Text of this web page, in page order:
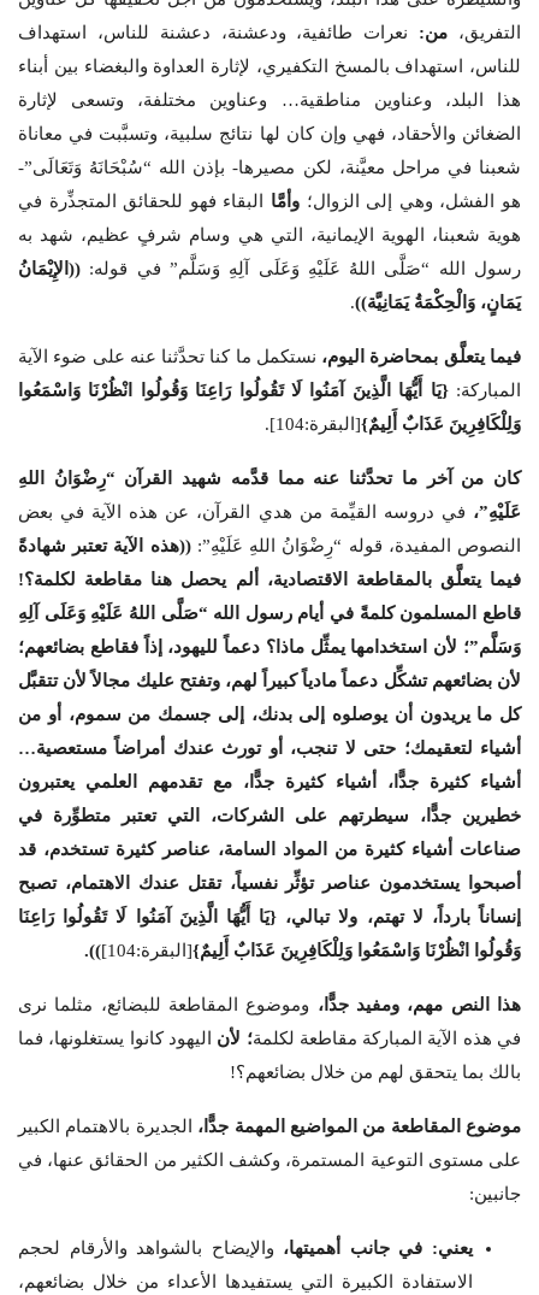
التفريق، من: نعرات طائفية، ودعشنة، دعشنة للناس، استهداف
للناس، استهداف بالمسخ التكفيري، لإثارة العداوة والبغضاء بين أبناء
هذا البلد، وعناوين مناطقية… وعناوين مختلفة، وتسعى لإثارة
الضغائن والأحقاد، فهي وإن كان لها نتائج سلبية، وتسبَّبت في معاناة
شعبنا في مراحل معيَّنة، لكن مصيرها- بإذن الله “سُبْحَانَهُ وَتَعَالَى”-
هو الفشل، وهي إلى الزوال؛ وأمَّا البقاء فهو للحقائق المتجذِّرة في
هوية شعبنا، الهوية الإيمانية، التي هي وسام شرفٍ عظيم، شهد به
رسول الله “صَلَّى اللهُ عَلَيْهِ وَعَلَى آلِهِ وَسَلَّم” في قوله: ((الإِيْمَانُ
يَمَانٍ، وَالْحِكْمَةُ يَمَانِيَّة)).
فيما يتعلَّق بمحاضرة اليوم، نستكمل ما كنا تحدَّثنا عنه على ضوء الآية
المباركة:{يَا أَيُّهَا الَّذِينَ آمَنُوا لَا تَقُولُوا رَاعِنَا وَقُولُوا انْظُرْنَا وَاسْمَعُوا
وَلِلْكَافِرِينَ عَذَابٌ أَلِيمٌ}[البقرة:104].
كان من آخر ما تحدَّثنا عنه مما قدَّمه شهيد القرآن “رِضْوَانُ اللهِ
عَلَيْهِ”، في دروسه القيِّمة من هدي القرآن، عن هذه الآية في بعض
النصوص المفيدة، قوله “رِضْوَانُ اللهِ عَلَيْهِ”:((هذه الآية تعتبر شهادةً
فيما يتعلَّق بالمقاطعة الاقتصادية، ألم يحصل هنا مقاطعة لكلمة؟!
قاطع المسلمون كلمةً في أيام رسول الله “صَلَّى اللهُ عَلَيْهِ وَعَلَى آلِهِ
وَسَلَّم”؛ لأن استخدامها يمثِّل ماذا؟ دعماً لليهود، إذاً فقاطع بضائعهم؛
لأن بضائعهم تشكِّل دعماً مادياً كبيراً لهم، وتفتح عليك مجالاً لأن تتقبَّل
كل ما يريدون أن يوصلوه إلى بدنك، إلى جسمك من سموم، أو من
أشياء لتعقيمك؛ حتى لا تنجب، أو تورث عندك أمراضاً مستعصية…
أشياء كثيرة جدًّا، أشياء كثيرة جدًّا، مع تقدمهم العلمي يعتبرون
خطيرين جدًّا، سيطرتهم على الشركات، التي تعتبر متطوِّرة في
صناعات أشياء كثيرة من المواد السامة، عناصر كثيرة تستخدم، قد
أصبحوا يستخدمون عناصر تؤثِّر نفسياً، تقتل عندك الاهتمام، تصبح
إنساناً بارداً، لا تهتم، ولا تبالي، {يَا أَيُّهَا الَّذِينَ آمَنُوا لَا تَقُولُوا رَاعِنَا
وَقُولُوا انْظُرْنَا وَاسْمَعُوا وَلِلْكَافِرِينَ عَذَابٌ أَلِيمٌ}[البقرة:104] ))
.
هذا النص مهم، ومفيد جدًّا، وموضوع المقاطعة للبضائع، مثلما نرى
في هذه الآية المباركة مقاطعة لكلمة؛ لأن
اليهود كانوا يستغلونها، فما
بالك بما يتحقق لهم من خلال بضائعهم؟!
موضوع المقاطعة من المواضيع المهمة جدًّا، الجديرة بالاهتمام الكبير
على مستوى التوعية المستمرة، وكشف الكثير من الحقائق عنها، في
جانبين:
يعني: في جانب أهميتها، والإيضاح بالشواهد والأرقام لحجم
الاستفادة الكبيرة التي يستفيدها الأعداء من خلال بضائعهم،